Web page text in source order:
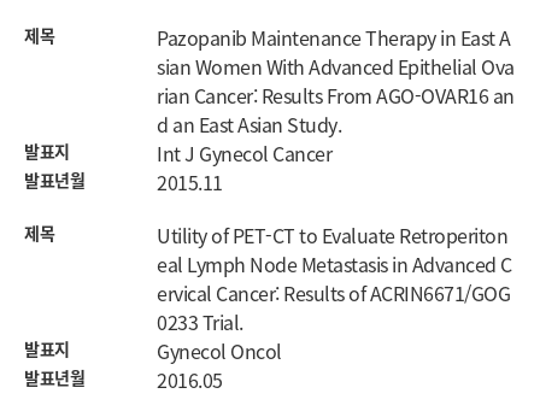
제목
Pazopanib Maintenance Therapy in East A
sian Women With Advanced Epithelial Ova
rian Cancer: Results From AGO-OVAR16 an
d an East Asian Study.
발표지 Int J Gynecol Cancer
발표년월 2015.11
제목
Utility of PET-CT to Evaluate Retroperiton
eal Lymph Node Metastasis in Advanced C
ervical Cancer: Results of ACRIN6671/GOG
0233 Trial.
발표지 Gynecol Oncol
발표년월 2016.05